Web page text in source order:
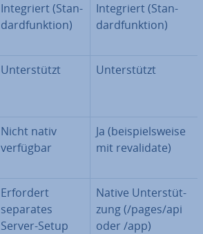
In­te­griert (Stan­
dard­funk­ti­on)
In­te­griert (Stan­
dard­funk­ti­on)
Un­ter­stützt Un­ter­stützt
Nicht nativ
verfügbar
Ja (bei­spiels­wei­se
mit re­va­li­da­te)
Erfordert
separates
Server-Setup
Native Un­ter­stüt­
zung (/pages/api
oder /app)